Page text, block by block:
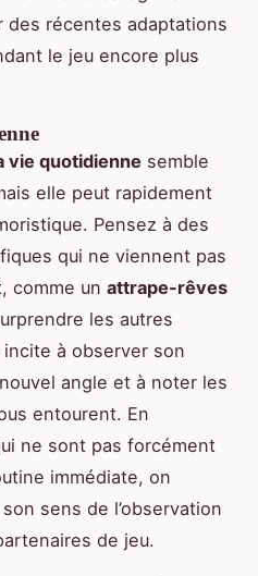
des récentes adaptations
le jeu encore plus
vie quotidienne semble
elle peut rapidement
Pensez à des
qui ne viennent pas
comme un attrape-rêves
les autres
à observer son
angle et à noter les
entourent. En
ne sont pas forcément
immédiate, on
sens de l’observation
de jeu.